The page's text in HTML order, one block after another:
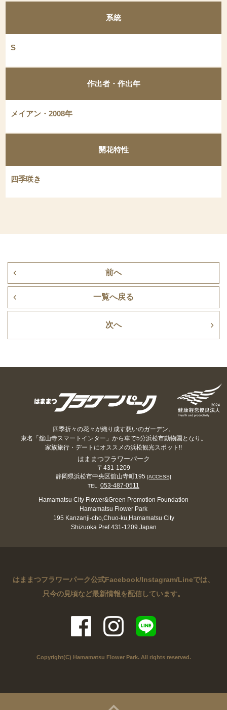
系統
S
作出者・作出年
メイアン・2008年
開花特性
四季咲き
前へ
一覧へ戻る
次へ
四季折々の花々が織り成す憩いのガーデン。
東名「舘山寺スマートインター」から車で5分浜松市動物園となり。
家族旅行・デートにオススメの浜松観光スポット!!
はままつフラワーパーク
〒431-1209
静岡県浜松市中央区舘山寺町195 [ACCESS]
TEL.
053-487-0511
Hamamatsu City Flower&Green Promotion Foundation
Hamamatsu Flower Park
195 Kanzanji-cho,Chuo-ku,Hamamatsu City
Shizuoka Pref.431-1209 Japan
はままつフラワーパーク公式Facebook/Instagram/Lineでは、
只今の見頃など最新情報を配信しています。
Copyright(C) Hamamatsu Flower Park. All rights reserved.